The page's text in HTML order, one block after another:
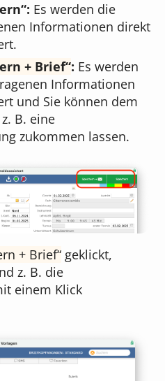
Es werden die
Informationen direkt
+ Brief : Es werden
Informationen
und Sie können dem
B. eine
zukommen lassen.
+ Brief geklickt,
z. B. die
einem Klick